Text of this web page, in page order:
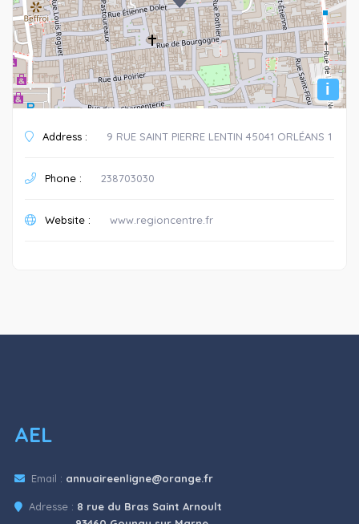
i
Address : 9 RUE SAINT PIERRE LENTIN 45041 ORLÉANS 1
Phone : 238703030
Website : www.regioncentre.fr
AEL
Email : annuaireenligne@orange.fr
Adresse : 8 rue du Bras Saint Arnoult